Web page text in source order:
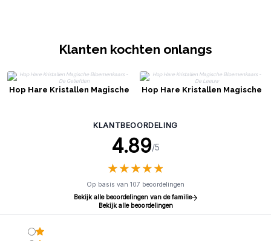
Klanten kochten onlangs
Hop Hare Kristallen Magische
Hop Hare Kristallen Magische
KLANTBEOORDELING
4.89/5
★★★★★
★★★★★
Op basis van 107 beoordelingen
Bekijk alle beoordelingen van de familie
Bekijk alle beoordelingen